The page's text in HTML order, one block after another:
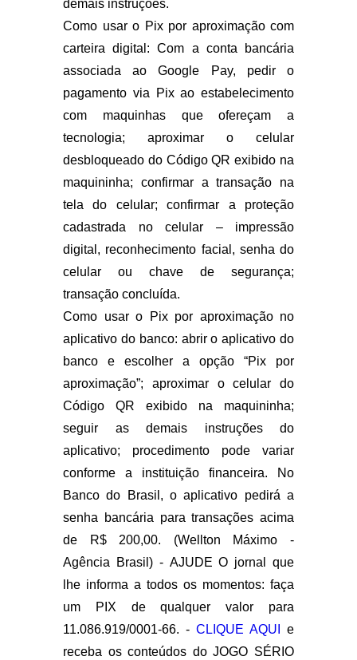
demais instruções.
Como usar o Pix por aproximação com
carteira digital: Com a conta bancária
associada ao Google Pay, pedir o
pagamento via Pix ao estabelecimento
com maquinhas que ofereçam a
tecnologia; aproximar o celular
desbloqueado do Código QR exibido na
maquininha; confirmar a transação na
tela do celular; confirmar a proteção
cadastrada no celular – impressão
digital, reconhecimento facial, senha do
celular ou chave de segurança;
transação concluída.
Como usar o Pix por aproximação no
aplicativo do banco: abrir o aplicativo do
banco e escolher a opção “Pix por
aproximação”; aproximar o celular do
Código QR exibido na maquininha;
seguir as demais instruções do
aplicativo; procedimento pode variar
conforme a instituição financeira. No
Banco do Brasil, o aplicativo pedirá a
senha bancária para transações acima
de R$ 200,00. (Wellton Máximo -
Agência Brasil) - AJUDE O jornal que
lhe informa a todos os momentos: faça
um PIX de qualquer valor para
11.086.919/0001-66. - CLIQUE AQUI
e
receba os conteúdos do JOGO SÉRIO